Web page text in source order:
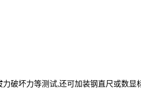
破坏力等测试,还可加装钢直尺或数显